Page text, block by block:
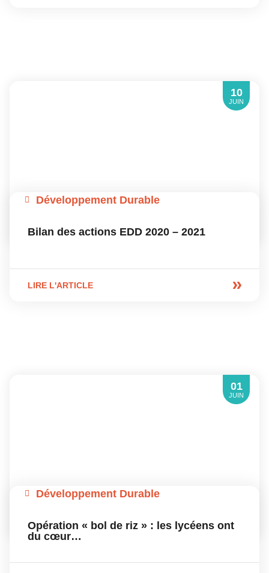
10
JUIN
Développement Durable
Bilan des actions EDD 2020 – 2021
LIRE L'ARTICLE
01
JUIN
Développement Durable
Opération « bol de riz » : les lycéens ont
du cœur…